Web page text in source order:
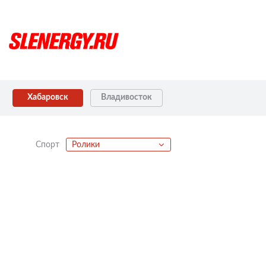
Хабаровск Владивосток
Спорт Ролики